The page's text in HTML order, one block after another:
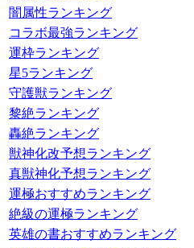
闇属性ランキング
コラボ最強ランキング
運枠ランキング
星5ランキング
守護獣ランキング
黎絶ランキング
轟絶ランキング
獣神化改予想ランキング
真獣神化予想ランキング
運極おすすめランキング
絶級の運極ランキング
英雄の書おすすめランキング